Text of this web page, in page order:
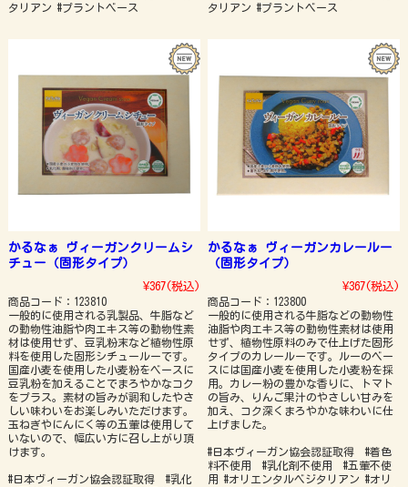
タリアン #プラントベース
タリアン #プラントベース
かるなぁ ヴィーガンクリームシ
チュー（固形タイプ）
¥367(税込)
商品コード：123810
一般的に使用される乳製品、牛脂など
の動物性油脂や肉エキス等の動物性素
材は使用せず、豆乳粉末など植物性原
料を使用した固形シチュールーです。
国産小麦を使用した小麦粉をベースに
豆乳粉を加えることでまろやかなコク
をプラス。素材の旨みが調和したやさ
しい味わいをお楽しみいただけます。
玉ねぎやにんにく等の五葷は使用して
いないので、幅広い方に召し上がり頂
けます。
#日本ヴィーガン協会認証取得 #乳化
かるなぁ ヴィーガンカレールー
（固形タイプ）
¥367(税込)
商品コード：123800
一般的に使用される牛脂などの動物性
油脂や肉エキス等の動物性素材は使用
せず、植物性原料のみで仕上げた固形
タイプのカレールーです。ルーのベー
スには国産小麦を使用した小麦粉を採
用。カレー粉の豊かな香りに、トマト
の旨み、りんご果汁のやさしい甘みを
加え、コク深くまろやかな味わいに仕
上げました。
#日本ヴィーガン協会認証取得 #着色
料不使用 #乳化剤不使用 #五葷不使
用 #オリエンタルベジタリアン #オリ